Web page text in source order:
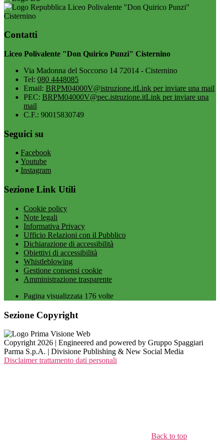
Liceo Polivalente "Don Quirico Punzi"
Cisternino
Contatti
Liceo Polivalente "Don Quirico Punzi" Cisternino
Via Madonna del Soccorso 14 72014 - Cisternino
Tel: 080 4448085
Email: BRPM04000V@istruzione.itLink per inviare una mail
PEC: BRPM04000V@pec.istruzione.itLink per inviare una
mail
C.F.: 90015830749
Seguici su
Facebook
Youtube
Instagram
Sezione Link Utili
Cookie policy
Note legali
Informativa Privacy
Ufficio Relazioni con il Pubblico
Dichiarazione di accessibilità
Obiettivi di accessibilità
Whistleblowing
Gestione consensi cookie
Amministrazione trasparente
Pagina visualizzata 176 volte
Sezione Copyright
Copyright 2026 | Engineered and powered by Gruppo Spaggiari
Parma S.p.A. | Divisione Publishing & New Social Media
Disclaimer trattamento dati personali
Back to top